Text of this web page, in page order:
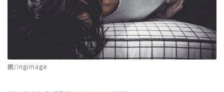
圖/ingimage